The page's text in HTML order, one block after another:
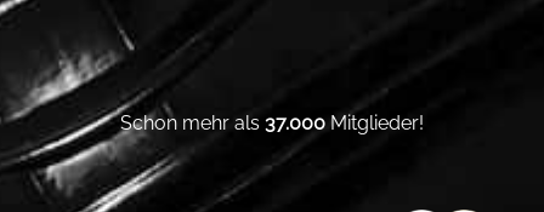
Schon mehr als 37.000Mitglieder!